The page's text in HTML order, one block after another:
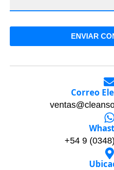
ENVIAR
Correo
+54 9